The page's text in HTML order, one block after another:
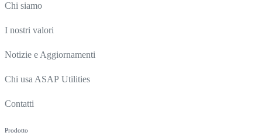
Chi siamo
I nostri valori
Notizie e Aggiornamenti
Chi usa ASAP Utilities
Contatti
Prodotto